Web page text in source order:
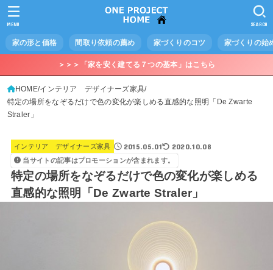
家の形と価格 間取り依頼の薦め 家づくりのコツ 家づくりの始
SEARCH
MENU
＞＞＞「家を安く建てる７つの基本」はこちら
HOME インテリア デザイナーズ家具
特定の場所をなぞるだけで色の変化が楽しめる直感的な照明「De Zwarte
Straler」
インテリア デザイナーズ家具 2015.05.01 2020.10.08
当サイトの記事はプロモーションが含まれます。
特定の場所をなぞるだけで色の変化が楽しめる
直感的な照明「De Zwarte Straler」